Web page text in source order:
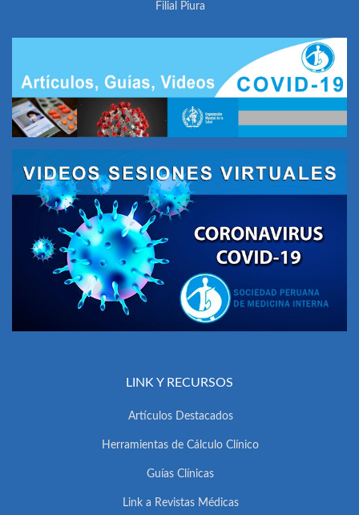
Filial Piura
LINK Y RECURSOS
Artículos Destacados
Herramientas de Cálculo Clínico
Guías Clínicas
Link a Revistas Médicas